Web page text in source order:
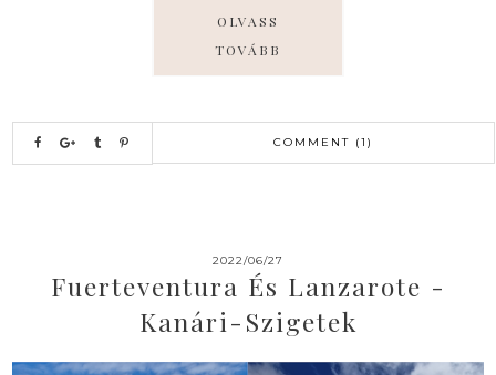
OLVASS
TOVÁBB
COMMENT (1)
2022/06/27
Fuerteventura És Lanzarote -
Kanári-Szigetek